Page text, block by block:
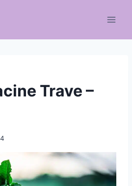
Trave –